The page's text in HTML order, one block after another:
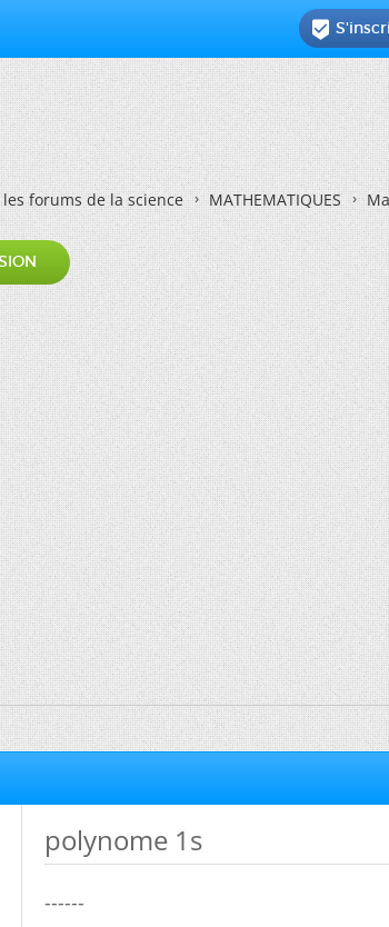

forums de la science MATHEMATIQUES
polynome 1s
------